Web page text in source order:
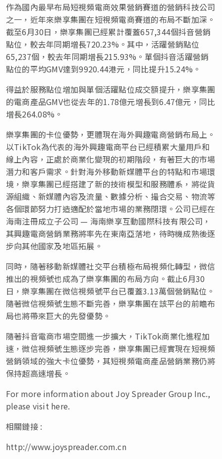
作為國內最早布局短視頻電商效果營銷賽道的營銷科技公司
之一，近年來樂享集團在短視頻電商賽道的布局不斷加深。
截至6月30日，樂享集團已經累計覆蓋657,344個抖音營銷
點位，較去年同期增長720.23%。其中，活躍營銷點位
65,237個，較去年同期增長215.93%。單個抖音活躍營銷
點位的平均GMV達到9920.44港元，同比提升15.24%。
得益於服務點位增加與單個活躍點位成交額提升，樂享集團
的電商產品GMV也從去年的1.78億元增長到6.47億元，同比
增長264.08%。
樂享集團的卡位優勢，更體現在海外興趣電商營銷布局上。
以TikTok為代表的海外興趣電商平台已經積累大量用戶和
線上內容，正處於商業化變現的初期階段，有著巨大的市場
潛力和客戶需求。針對海外移動新媒體平台的特點和市場環
境，樂享集團已經搭建了新的技術模型和服務體系，將從貨
源組織、新媒體內容及流量、數據分析、撮合交易、物流等
各個環節努力打造適配於當地市場的業務閉環。 公司已經在
海南注冊成立子公司 — 海南樂享互動國際科技有限公司，
其興趣電商營銷業務將率先在東南亞落地，待時機成熟後逐
步向其他國家及地區拓展。
同時，隨著移動新媒體社交平台積極布局視頻化轉型，微信
推出的視頻號也成為了樂享集團的布局方向。截止6月30
日，樂享集團在微信視頻號平台已覆蓋3.13萬個營銷點位。
隨著微信視頻號生態不斷完善，樂享集團在該平台的前瞻布
局也將帶來巨大的先發優勢。
隨著抖音電商市場空間進一步擴大，TikTok商業化進程加
速，微信視頻號生態逐步完善，樂享集團已經實現在短視頻
營銷領域的強大卡位優勢，其短視頻電商產品營銷業務仍將
保持超高速增長。
For more information about Joy Spreader Group Inc.,
please visit here.
相關鏈接 :
http://www.joyspreader.com.cn